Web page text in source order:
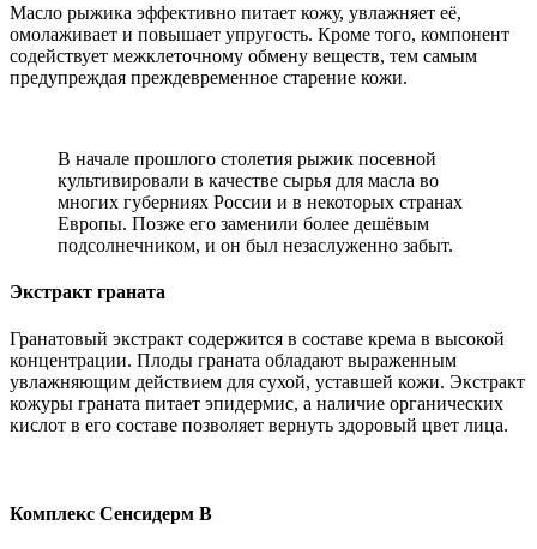
Масло рыжика эффективно питает кожу, увлажняет её,
омолаживает и повышает упругость. Кроме того, компонент
содействует межклеточному обмену веществ, тем самым
предупреждая преждевременное старение кожи.
В начале прошлого столетия рыжик посевной
культивировали в качестве сырья для масла во
многих губерниях России и в некоторых странах
Европы. Позже его заменили более дешёвым
подсолнечником, и он был незаслуженно забыт.
Экстракт граната
Гранатовый экстракт содержится в составе крема в высокой
концентрации. Плоды граната обладают выраженным
увлажняющим действием для сухой, уставшей кожи. Экстракт
кожуры граната питает эпидермис, а наличие органических
кислот в его составе позволяет вернуть здоровый цвет лица.
Комплекс Сенсидерм В